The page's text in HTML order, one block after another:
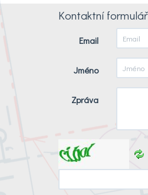
Kontaktní formulář
Email
Jméno
Zpráva